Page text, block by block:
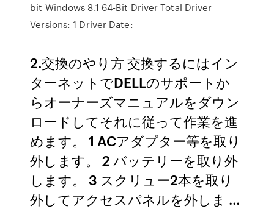
bit Windows 8.1 64-Bit Driver Total Driver
Versions: 1 Driver Date:
2.交換のやり方 交換するにはイン
ターネットでDELLのサポートか
らオーナーズマニュアルをダウン
ロードしてそれに従って作業を進
めます。 1 ACアダプター等を取り
外します。 2 バッテリーを取り外
します。 3 スクリュー2本を取り
外してアクセスパネルを外しま …